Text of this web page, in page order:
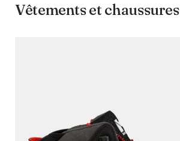
Vêtements et chaussures